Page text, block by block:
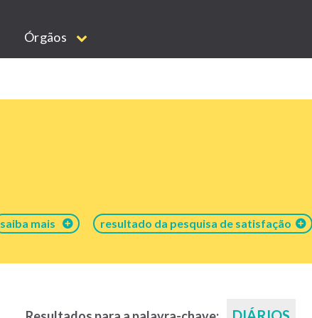
Órgãos
saiba mais resultado da pesquisa de satisfação